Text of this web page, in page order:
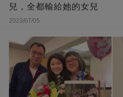
兒，全都輸給她的女兒
2023/07/05